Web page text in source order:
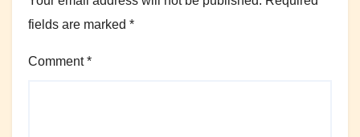
fields are marked *
Comment*